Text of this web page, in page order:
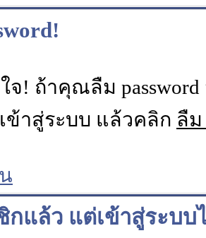
จ! ถ้าคุณลืม
ข้าสู่ระบบ แล้วคลิก ลืม
แล้ว แต่เข้าสู่ระบบ